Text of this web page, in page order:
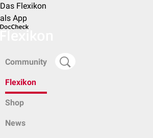
Das Flexikon
als App
Community
Flexikon
Shop
News